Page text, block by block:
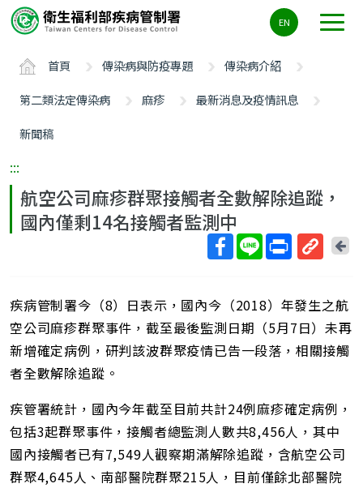
要
ALT+C
EN
首頁 傳染病與防疫專題
傳染病介紹
第二類法定傳染病
麻疹
最新消息及疫情訊息
新聞稿
:::
航空公司麻疹群聚接觸者全數解除追蹤，
國內僅剩14名接觸者監測中
短
網
址
回
疾病管制署今（8）日表示，國內今（2018）年發生之航
空公司麻疹群聚事件，截至最後監測日期（5月7日）未再
新增確定病例，研判該波群聚疫情已告一段落，相關接觸
者全數解除追蹤。
疾管署統計，國內今年截至目前共計24例麻疹確定病例，
包括3起群聚事件，接觸者總監測人數共8,456人，其中
國內接觸者已有7,549人觀察期滿解除追蹤，含航空公司
群聚4,645人、南部醫院群聚215人，目前僅餘北部醫院